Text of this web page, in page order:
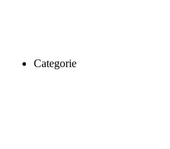
Categorie